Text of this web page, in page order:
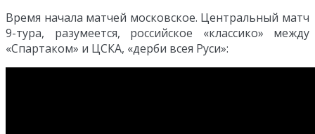
Время начала матчей московское. Центральный матч
9-тура, разумеется, российское «классико» между
«Спартаком» и ЦСКА, «дерби всея Руси»: